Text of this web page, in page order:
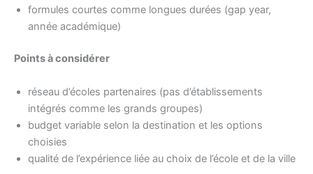
formules courtes comme longues durées (gap year,
année académique)
Points à considérer
réseau d’écoles partenaires (pas d’établissements
intégrés comme les grands groupes)
budget variable selon la destination et les options
choisies
qualité de l’expérience liée au choix de l’école et de la ville